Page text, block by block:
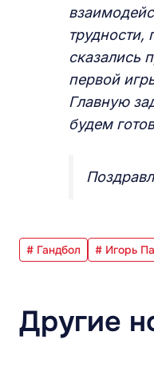
трудности,
сказались
первой
Главную
будем
# Гандбол # Игорь
Другие